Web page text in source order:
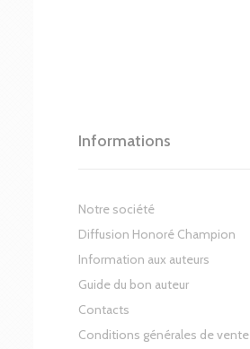
Informations
Notre société
Diffusion Honoré Champion
Information aux auteurs
Guide du bon auteur
Contacts
Conditions générales de vente